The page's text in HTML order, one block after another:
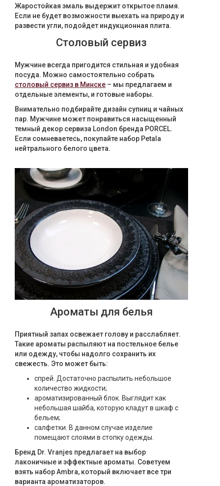
Жаростойкая эмаль выдержит открытое пламя.
Если не будет возможности выехать на природу и
развести угли, подойдет индукционная плита.
Столовый сервиз
Мужчине всегда пригодится стильная и удобная
посуда. Можно самостоятельно собрать
столовый сервиз в Минске – мы предлагаем и
отдельные элементы, и готовые наборы.
Внимательно подбирайте дизайн супниц и чайных
пар. Мужчине может понравиться насыщенный
темный декор сервиза London бренда PORCEL.
Если сомневаетесь, покупайте набор Petala
нейтрального белого цвета.
Ароматы для белья
Приятный запах освежает голову и расслабляет.
Такие ароматы распыляют на постельное белье
или одежду, чтобы надолго сохранить их
свежесть. Это может быть:
спрей. Достаточно распылить небольшое
количество жидкости;
ароматизированный блок. Выглядит как
небольшая шайба, которую кладут в шкаф с
бельем;
салфетки. В данном случае изделие
помещают слоями в стопку одежды.
Бренд Dr. Vranjes предлагает на выбор
лаконичные и эффектные ароматы. Советуем
взять набор Ambra, который включает все три
варианта ароматизаторов.